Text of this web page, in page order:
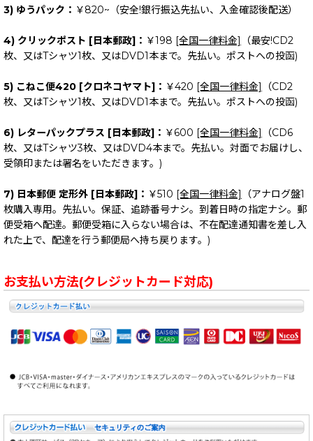
3) ゆうパック： ￥820~（安全!銀行振込先払い、入金確認後配送）
4) クリックポスト [日本郵政]： ￥198 [全国一律料金]
（最安!CD2
枚、又はTシャツ1枚、又はDVD1本まで。先払い。ポストへの投函)
5) こねこ便420 [クロネコヤマト]： ￥420 [全国一律料金]
（CD2
枚、又はTシャツ1枚、又はDVD1本まで。先払い。ポストへの投函)
6) レターパックプラス [日本郵政]： ￥600 [全国一律料金]
（CD6
枚、又はTシャツ3枚、又はDVD4本まで。先払い。対面でお届けし、
受領印または署名をいただきます。)
7) 日本郵便 定形外 [日本郵政]： ￥510 [全国一律料金]
（アナログ盤1
枚購入専用。先払い。保証、追跡番号ナシ。到着日時の指定ナシ。郵
便受箱へ配達。郵便受箱に入らない場合は、不在配達通知書を差し入
れた上で、配達を行う郵便局へ持ち戻ります。)
お支払い方法(クレジットカード対応)